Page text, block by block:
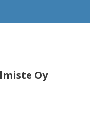
Oy